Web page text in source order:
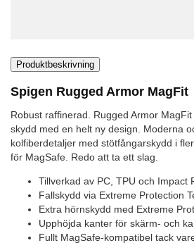
Produktbeskrivning
Spigen Rugged Armor MagFit
Robust raffinerad. Rugged Armor
skydd med en helt ny design. Moderna
kolfiberdetaljer med stötfångarskydd i
för MagSafe. Redo att ta ett slag.
Tillverkad av PC, TPU och Impact
Fallskydd via Extreme Protection
Extra hörnskydd med Extreme
Upphöjda kanter för skärm- och
Fullt MagSafe-kompatibel tack